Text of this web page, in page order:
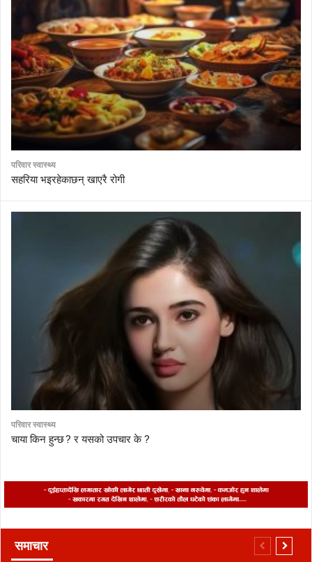
परिवार स्वास्थ्य
सहरिया भइरहेकाछन् खाएरै रोगी
परिवार स्वास्थ्य
चाया किन हुन्छ ? र यसको उपचार के ?
समाचार